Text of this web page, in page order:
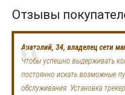
Отзывы
Анатолий, 34, владелец сети
Чтобы успешно выдерживать
постоянно искать возможные
обслуживания. Установка